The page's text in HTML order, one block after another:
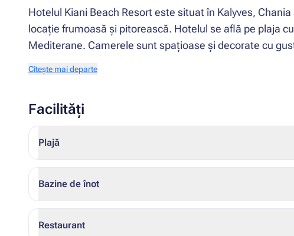
Hotelul Kiani Beach Resort este situat în Kalyves,
locație frumoasă și pitorească. Hotelul se află pe plaja
Mediterane. Camerele sunt spațioase și decorate cu
Citește mai departe
Facilități
Plajă
Bazine de înot
Restaurant